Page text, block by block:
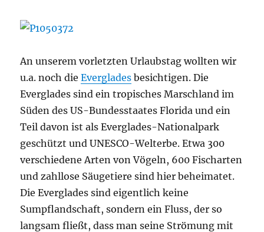
An unserem vorletzten Urlaubstag wollten wir
u.a. noch dieEverglades besichtigen. Die
Everglades sind ein tropisches Marschland im
Süden des US-Bundesstaates Florida und ein
Teil davon ist als Everglades-Nationalpark
geschützt und UNESCO-Welterbe. Etwa 300
verschiedene Arten von Vögeln, 600 Fischarten
und zahllose Säugetiere sind hier beheimatet.
Die Everglades sind eigentlich keine
Sumpflandschaft, sondern ein Fluss, der so
langsam fließt, dass man seine Strömung mit